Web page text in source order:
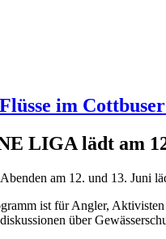
im
LIGA lädt am
am 12. und 13. Juni
ist für Angler,
über